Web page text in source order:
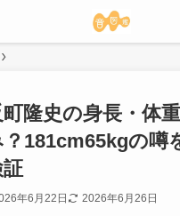
町隆史の身長・体
？181cm65kgの噂
年6月22日 2026年6月26日